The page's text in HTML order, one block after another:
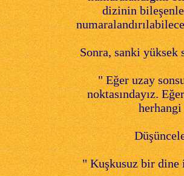
dizinin
Sonra, sanki yüksek
" Eğer uzay
noktasındayız.
herhangi
" Kuşkusuz bir dine